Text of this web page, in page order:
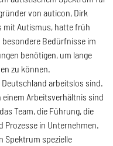
von auticon, Dirk
mit Autismus, hatte früh
Bedürfnisse im
benötigen, um lange
zu können.
arbeitslos sind.
Arbeitsverhältnis sind
Team, die Führung, die
Prozesse in Unternehmen.
Spektrum spezielle